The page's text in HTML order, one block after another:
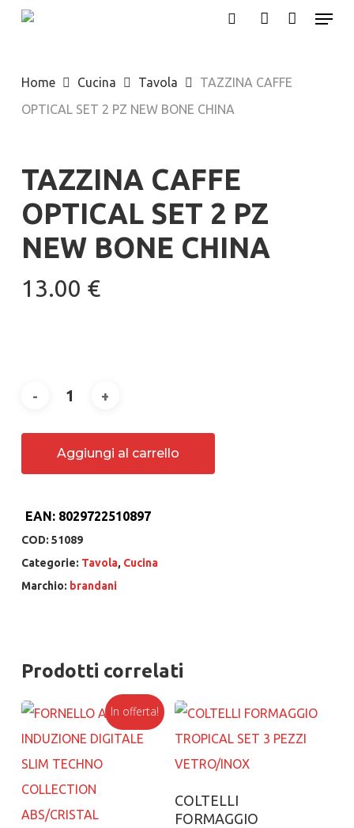
Skip
content
Menu
Home Cucina Tavola
TAZZINA CAFFE
OPTICAL SET 2 PZ NEW BONE CHINA
TAZZINA CAFFE
OPTICAL SET 2 PZ
NEW BONE CHINA
13.00 €
Aggiungi al carrello
EAN: 8029722510897
COD: 51089
Categorie: Tavola, Cucina
Marchio: brandani
Prodotti correlati
In offerta!
Aggiungi al carrello
COLTELLI
FORMAGGIO